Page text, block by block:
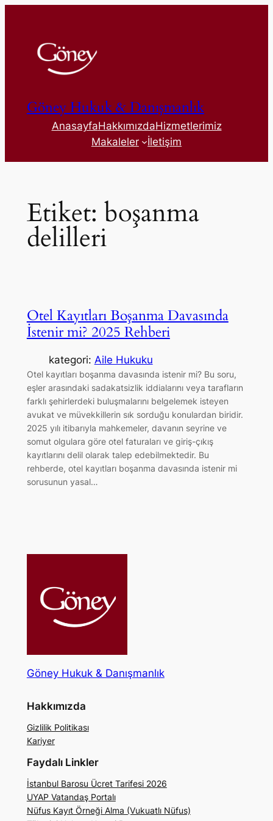
Göney Hukuk & Danışmanlık
AnasayfaHakkımızdaHizmetlerimiz
Makaleler
İletişim
Etiket: boşanma
delilleri
Otel Kayıtları Boşanma Davasında
İstenir mi? 2025 Rehberi
kategori: Aile Hukuku
Otel kayıtları boşanma davasında istenir mi? Bu soru,
eşler arasındaki sadakatsizlik iddialarını veya tarafların
farklı şehirlerdeki buluşmalarını belgelemek isteyen
avukat ve müvekkillerin sık sorduğu konulardan biridir.
2025 yılı itibarıyla mahkemeler, davanın seyrine ve
somut olgulara göre otel faturaları ve giriş-çıkış
kayıtlarını delil olarak talep edebilmektedir. Bu
rehberde, otel kayıtları boşanma davasında istenir mi
sorusunun yasal…
Göney Hukuk & Danışmanlık
Hakkımızda
Gizlilik Politikası
Kariyer
Faydalı Linkler
İstanbul Barosu Ücret Tarifesi 2026
UYAP Vatandaş Portalı
Nüfus Kayıt Örneği Alma (Vukuatlı Nüfus)